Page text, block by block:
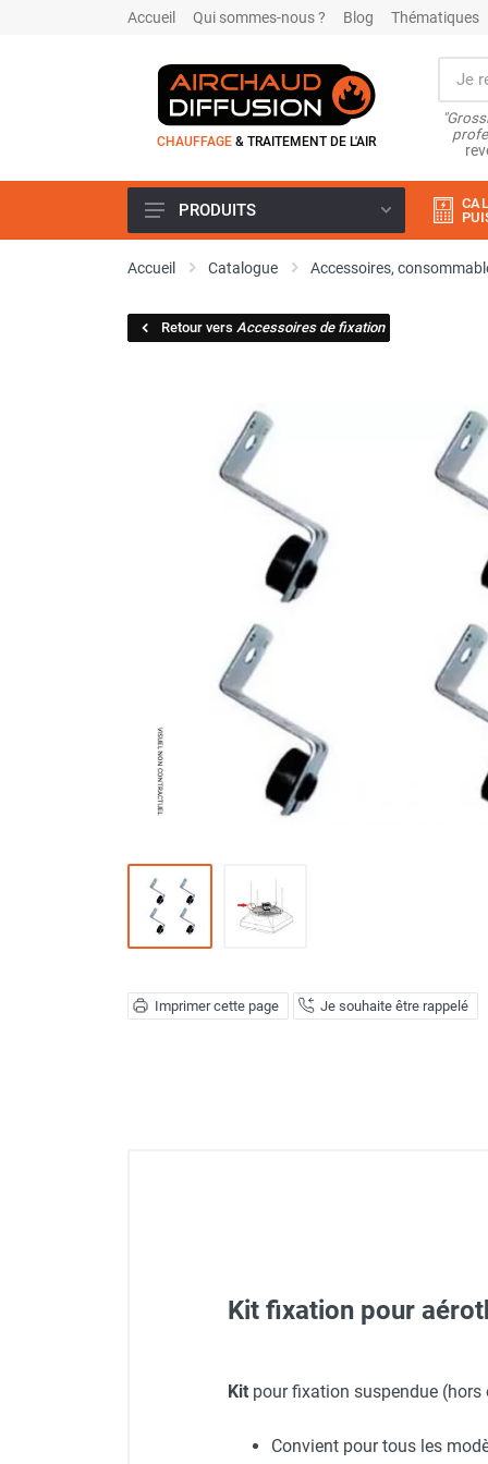
Accueil Qui sommes-nous ? Blog Thématiques
CHAUFFAGE & TRAITEMENT DE L'AIR
Climatiseur
Climatiseur mobile résidentiel et
Rafraîchisseur d'air
Rafraichisseur d'air mobile
Rafraîchisseur d'air gainable
Rafraichisseur d’air fixe
Coffret de brumisation
Ventilateur brumisateur
Ventilateur / extracteur d'air mobile
Ventilateur fixe
Ventilateur industriel
Ventilateur de chantier
Ventilateur centrifuge
Ventilateur de sol
Ventilateur sur pied
Ventilateur de bureau
Extracteur d'air mural hélicoïde
Extracteur d'air mural centrifuge
Extracteur d'air mural ATEX
plafond
Déshumidificateur fixe
Déshumidificateur de maison et de
Déshydrateur
PRODUITS
Accueil Catalogue Accessoires,
Retour vers Accessoires de fixation
Imprimer cette page Je souhaite être rappelé
Aérotherme compact à eau
Kit fixation pour
Kit pour fixation suspendue (hors
Convient pour tous les